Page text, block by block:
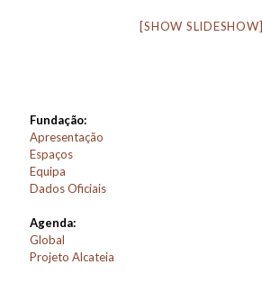
[SHOW SLIDESHOW]
Fundação:
Apresentação
Espaços
Equipa
Dados Oficiais
Agenda:
Global
Projeto Alcateia